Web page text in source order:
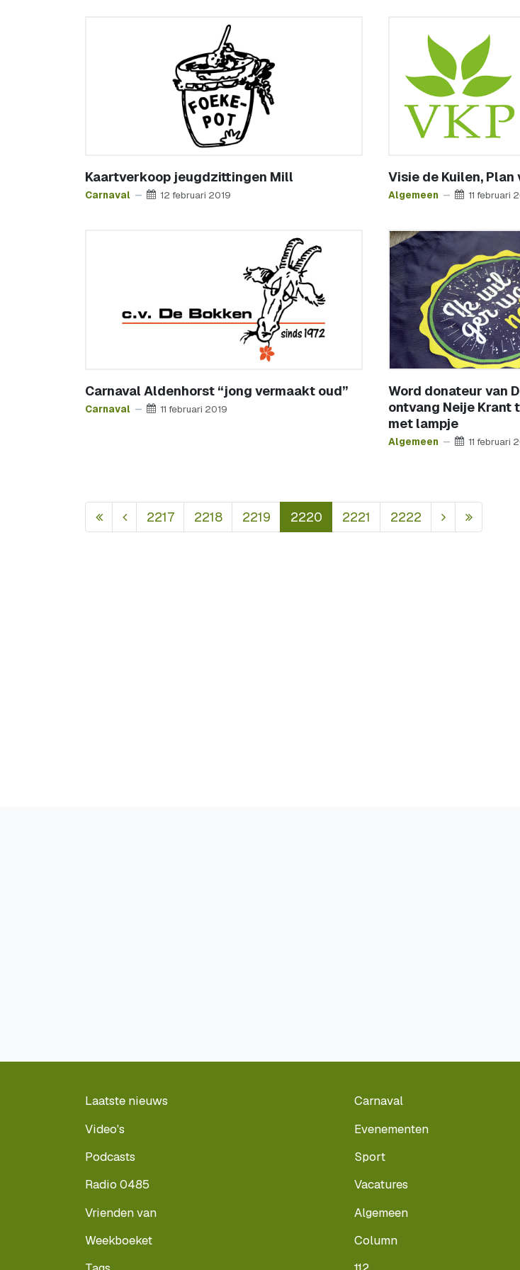
Kaartverkoop jeugdzittingen Mill
Carnaval 12 februari 2019
Visie de Kuilen,
Algemeen 11 februari
Carnaval Aldenhorst “jong vermaakt oud”
Carnaval 11 februari 2019
Word donateur van
ontvang Neije Krant
met lampje
Algemeen 11 februari
2217 2218 2219 2220 2221 2222
Laatste nieuws
Video's
Podcasts
Radio 0485
Vrienden van
Weekboeket
Carnaval
Evenementen
Sport
Vacatures
Algemeen
Column